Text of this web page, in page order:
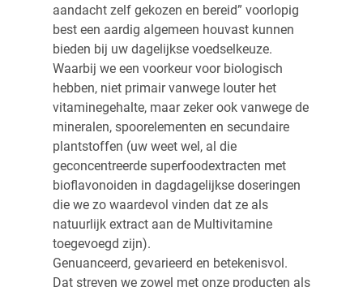
aandacht zelf gekozen en bereid” voorlopig
best een aardig algemeen houvast kunnen
bieden bij uw dagelijkse voedselkeuze.
Waarbij we een voorkeur voor biologisch
hebben, niet primair vanwege louter het
vitaminegehalte, maar zeker ook vanwege de
mineralen, spoorelementen en secundaire
plantstoffen (uw weet wel, al die
geconcentreerde superfoodextracten met
bioflavonoiden in dagdagelijkse doseringen
die we zo waardevol vinden dat ze als
natuurlijk extract aan de Multivitamine
toegevoegd zijn).
Genuanceerd, gevarieerd en betekenisvol.
Dat streven we zowel met onze producten als